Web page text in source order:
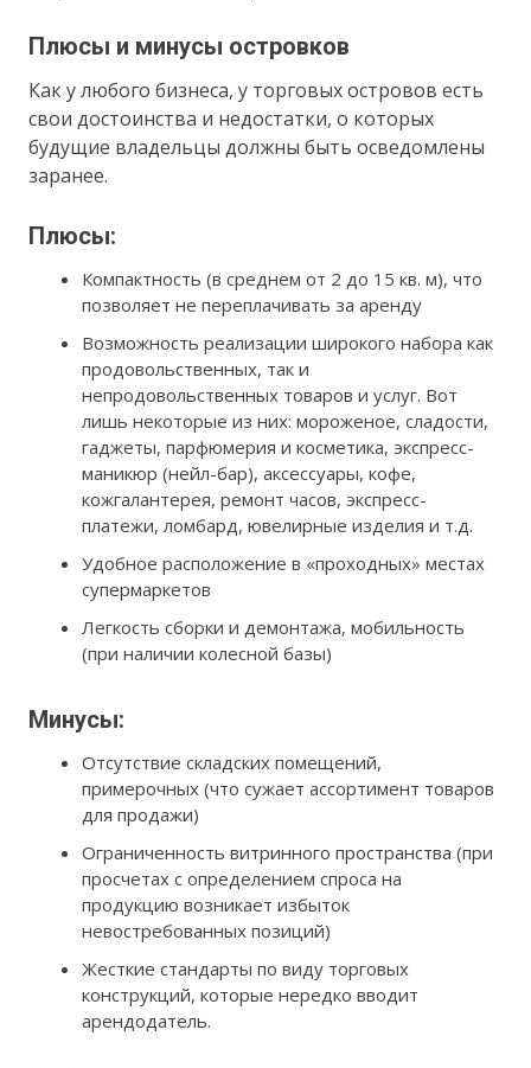
Плюсы и минусы островков
Как у любого бизнеса, у торговых островов есть
свои достоинства и недостатки, о которых
будущие владельцы должны быть осведомлены
заранее.
Плюсы:
Компактность (в среднем от 2 до 15 кв. м), что
позволяет не переплачивать за аренду
Возможность реализации широкого набора как
продовольственных, так и
непродовольственных товаров и услуг. Вот
лишь некоторые из них: мороженое, сладости,
гаджеты, парфюмерия и косметика, экспресс-
маникюр (нейл-бар), аксессуары, кофе,
кожгалантерея, ремонт часов, экспресс-
платежи, ломбард, ювелирные изделия и т.д.
Удобное расположение в «проходных» местах
супермаркетов
Легкость сборки и демонтажа, мобильность
(при наличии колесной базы)
Минусы:
Отсутствие складских помещений,
примерочных (что сужает ассортимент товаров
для продажи)
Ограниченность витринного пространства (при
просчетах с определением спроса на
продукцию возникает избыток
невостребованных позиций)
Жесткие стандарты по виду торговых
конструкций, которые нередко вводит
арендодатель.